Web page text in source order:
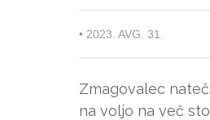
• 2023. AVG. 31.
Zmagovalec
na voljo na več